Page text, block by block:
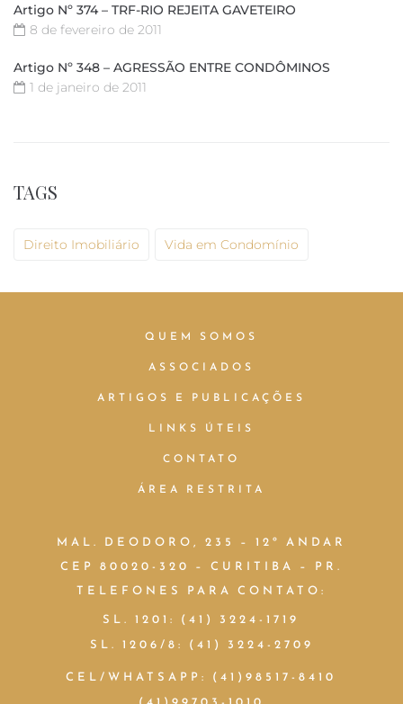
Artigo Nº 374 – TRF-RIO REJEITA GAVETEIRO
8 de fevereiro de 2011
Artigo Nº 348 – AGRESSÃO ENTRE CONDÔMINOS
1 de janeiro de 2011
TAGS
Direito Imobiliário Vida em Condomínio
QUEM SOMOS
ASSOCIADOS
ARTIGOS E PUBLICAÇÕES
LINKS ÚTEIS
CONTATO
ÁREA RESTRITA
MAL. DEODORO, 235 – 12º ANDAR
CEP 80020-320 – CURITIBA – PR.
TELEFONES PARA CONTATO:
SL. 1201: (41) 3224-1719
SL. 1206/8: (41) 3224-2709
CEL/WHATSAPP: (41)98517-8410